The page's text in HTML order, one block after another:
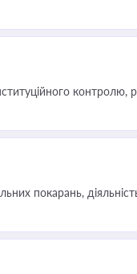
контролю,
покарань,